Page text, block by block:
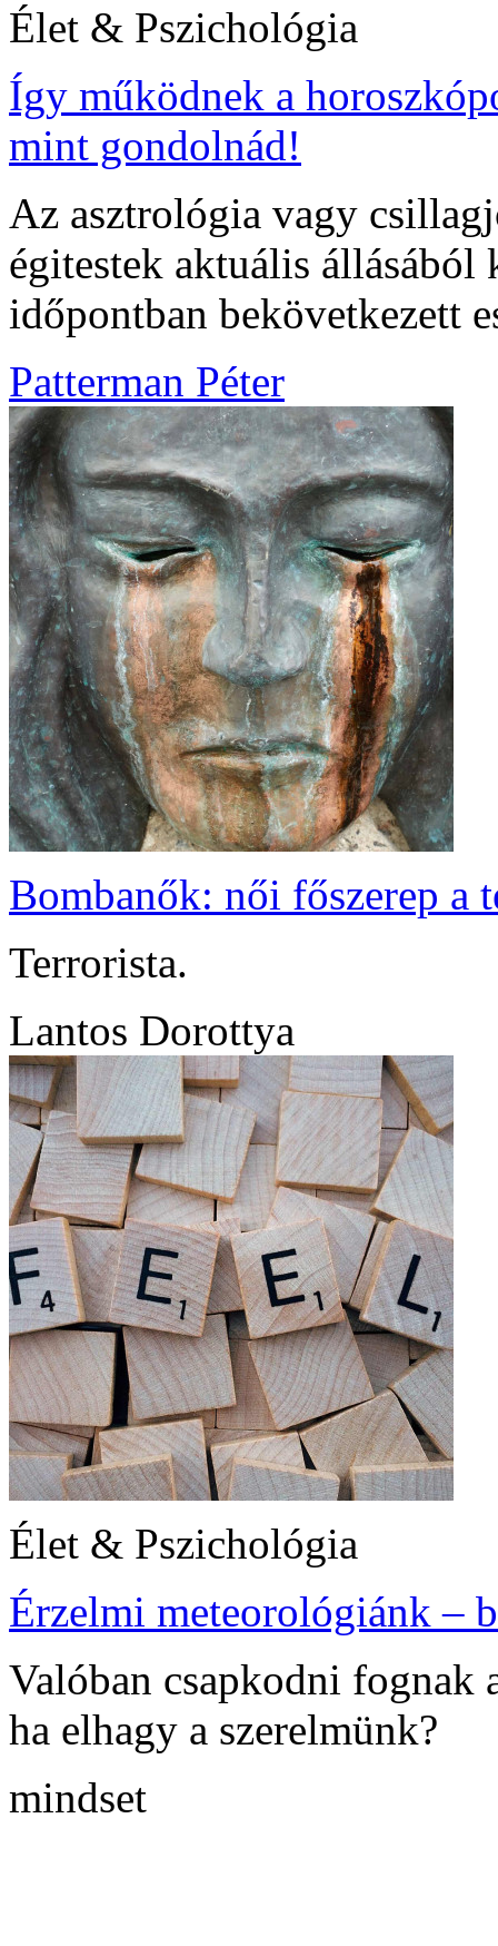
Élet & Pszichológia
Így működnek a
mint gondolnád!
Az asztrológia vagy
égitestek aktuális
időpontban bekövetkezett
Patterman Péter
Bombanők: női főszerep a
Terrorista.
Lantos Dorottya
Élet & Pszichológia
Érzelmi meteorológiánk –
Valóban csapkodni fognak
ha elhagy a szerelmünk?
mindset